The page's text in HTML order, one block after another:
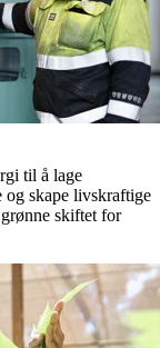
til å lage
og skape livskraftige
skiftet for